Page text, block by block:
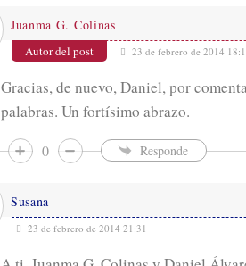
Juanma G. Colinas
Autor del post 23 de febrero de 2014
Gracias, de nuevo, Daniel, por
palabras. Un fortísimo abrazo.
0 Responde
Susana
23 de febrero de 2014 21:31